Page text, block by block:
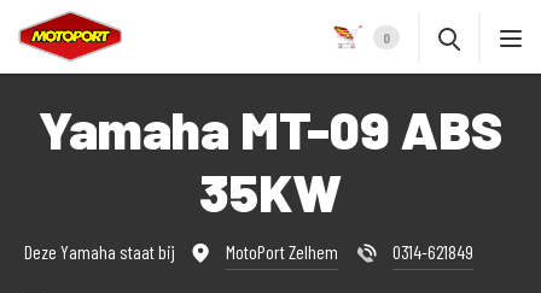
0
Yamaha MT-09 ABS
35KW
Deze Yamaha staat bij MotoPort Zelhem 0314-621849